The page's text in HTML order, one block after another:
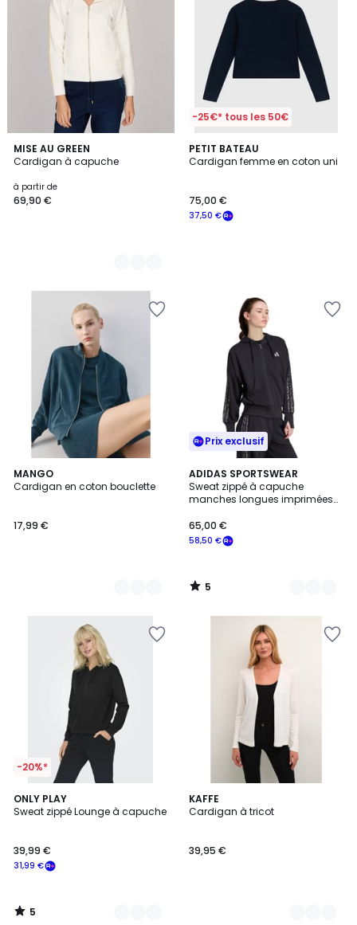
MISE AU GREEN
Cardigan à capuche
à partir de
69,90 €
2
Couleurs
-25€* tous les 50€
PETIT BATEAU
Cardigan femme en coton uni
37,50 €
75,00 €
MANGO
Cardigan en coton bouclette
17,99 €
3
Couleurs
Prix exclusif
ADIDAS SPORTSWEAR
Sweat zippé à capuche
manches longues imprimées
58,50 €
65,00 €
5
/
5
3
Couleurs
5
/
-20%*
ONLY PLAY
Sweat zippé Lounge à capuche
31,99 €
39,99 €
5
/
3
Couleurs
5
/
KAFFE
Cardigan à tricot
39,95 €
7
Couleurs